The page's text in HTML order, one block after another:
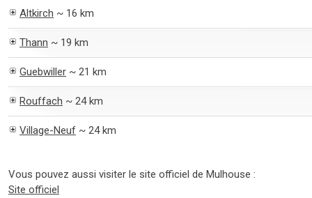
Altkirch ~ 16 km
Thann ~ 19 km
Guebwiller ~ 21 km
Rouffach ~ 24 km
Village-Neuf ~ 24 km
Vous pouvez aussi visiter le site officiel de Mulhouse :
Site officiel